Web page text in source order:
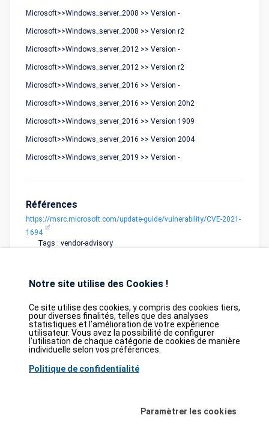
Microsoft>>Windows_server_2008 >> Version -
Microsoft>>Windows_server_2008 >> Version r2
Microsoft>>Windows_server_2012 >> Version -
Microsoft>>Windows_server_2012 >> Version r2
Microsoft>>Windows_server_2016 >> Version -
Microsoft>>Windows_server_2016 >> Version 20h2
Microsoft>>Windows_server_2016 >> Version 1909
Microsoft>>Windows_server_2016 >> Version 2004
Microsoft>>Windows_server_2019 >> Version -
Références
https://msrc.microsoft.com/update-guide/vulnerability/CVE-2021-
1694
Tags : vendor-advisory
2026© tesweb SA, bexxo Cyber Security
Database
Partners
GDPR Contact Purchase
National Vulnerability Database (NVD). Le catalogue
Notre site utilise des Cookies !
Ce site utilise des cookies, y compris des cookies tiers,
pour diverses finalités, telles que des analyses
statistiques et l’amélioration de votre expérience
utilisateur. Vous avez la possibilité de configurer
l’utilisation de chaque catégorie de cookies de manière
individuelle selon vos préférences.
Politique de confidentialité
Paramètrer les cookies